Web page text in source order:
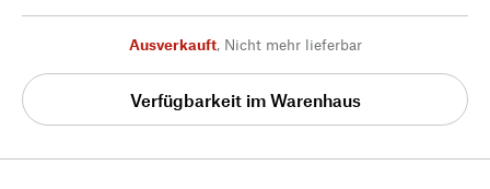
Ausverkauft, Nicht mehr lieferbar
Verfügbarkeit im Warenhaus